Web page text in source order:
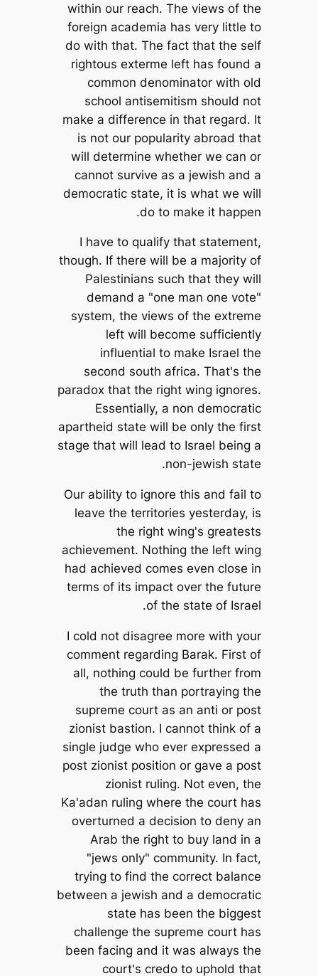
within our reach. The views of the
foreign academia has very little to
do with that. The fact that the self
rightous exterme left has found a
common denominator with old
school antisemitism should not
make a difference in that regard. It
is not our popularity abroad that
will determine whether we can or
cannot survive as a jewish and a
democratic state, it is what we will
do to make it happen.
I have to qualify that statement,
though. If there will be a majority of
Palestinians such that they will
demand a "one man one vote"
system, the views of the extreme
left will become sufficiently
influential to make Israel the
second south africa. That's the
paradox that the right wing ignores.
Essentially, a non democratic
apartheid state will be only the first
stage that will lead to Israel being a
non-jewish state.
Our ability to ignore this and fail to
leave the territories yesterday, is
the right wing's greatests
achievement. Nothing the left wing
had achieved comes even close in
terms of its impact over the future
of the state of Israel.
I cold not disagree more with your
comment regarding Barak. First of
all, nothing could be further from
the truth than portraying the
supreme court as an anti or post
zionist bastion. I cannot think of a
single judge who ever expressed a
post zionist position or gave a post
zionist ruling. Not even, the
Ka'adan ruling where the court has
overturned a decision to deny an
Arab the right to buy land in a
"jews only" community. In fact,
trying to find the correct balance
between a jewish and a democratic
state has been the biggest
challenge the supreme court has
been facing and it was always the
court's credo to uphold that